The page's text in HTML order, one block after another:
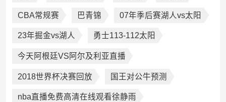
CBA常规赛 巴青锦 07年季后赛湖人vs太阳
23年掘金vs湖人 勇士113-112太阳
今天阿根廷VS阿尔及利亚直播
2018世界杯决赛回放 国王对公牛预测
nba直播免费高清在线观看徐静雨